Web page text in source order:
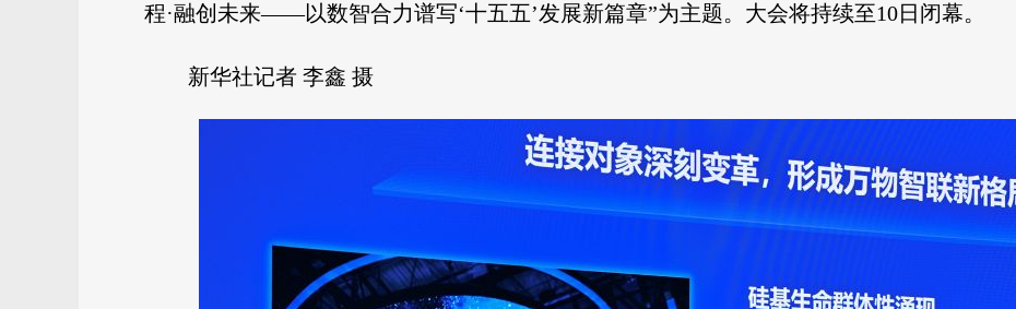
程·融创未来——以数智合力谱写‘十五五’发展新篇章”为主题。大会将持续至10日闭幕。
新华社记者 李鑫 摄